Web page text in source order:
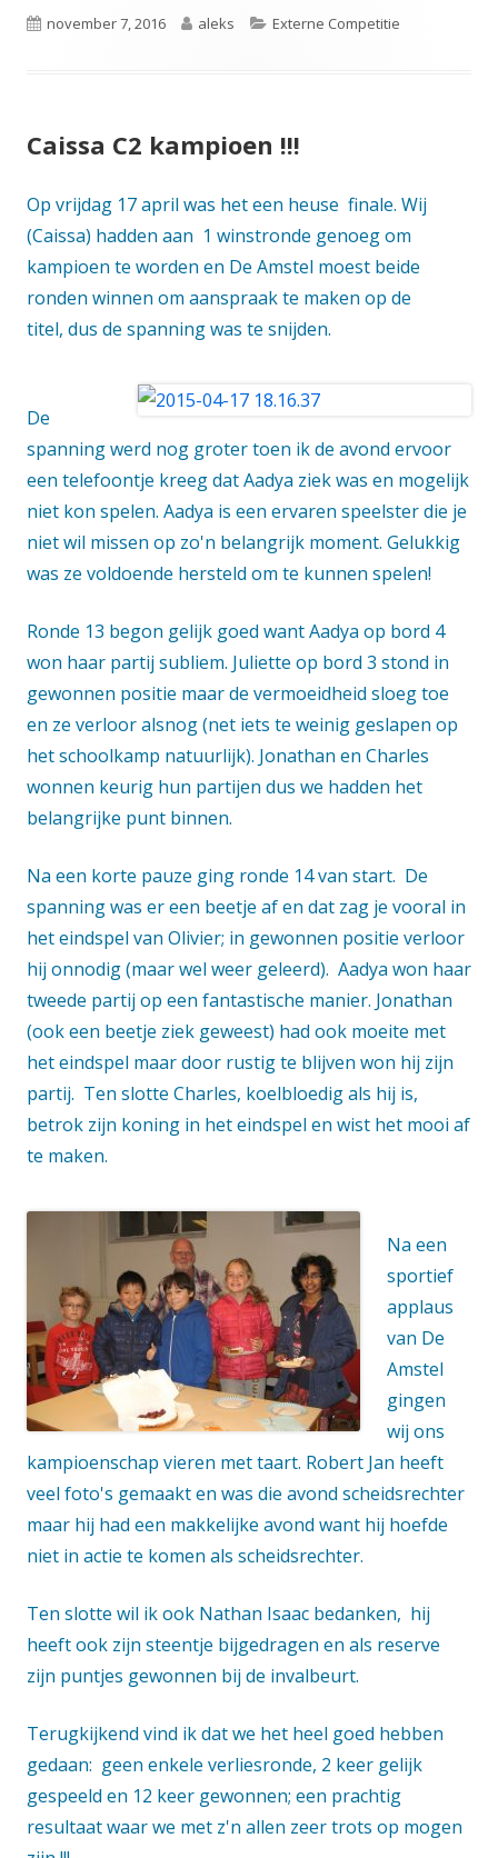
Gepubliceerd
november 7, 2016 Auteur
aleks Categorieën
Externe Competitie
Caissa C2 kampioen !!!
Op vrijdag 17 april was het een heuse finale. Wij
(Caissa) hadden aan 1 winstronde genoeg om
kampioen te worden en De Amstel moest beide
ronden winnen om aanspraak te maken op de
titel, dus de spanning was te snijden.
De
spanning werd nog groter toen ik de avond ervoor
een telefoontje kreeg dat Aadya ziek was en mogelijk
niet kon spelen. Aadya is een ervaren speelster die je
niet wil missen op zo'n belangrijk moment. Gelukkig
was ze voldoende hersteld om te kunnen spelen!
Ronde 13 begon gelijk goed want Aadya op bord 4
won haar partij subliem. Juliette op bord 3 stond in
gewonnen positie maar de vermoeidheid sloeg toe
en ze verloor alsnog (net iets te weinig geslapen op
het schoolkamp natuurlijk). Jonathan en Charles
wonnen keurig hun partijen dus we hadden het
belangrijke punt binnen.
Na een korte pauze ging ronde 14 van start. De
spanning was er een beetje af en dat zag je vooral in
het eindspel van Olivier; in gewonnen positie verloor
hij onnodig (maar wel weer geleerd). Aadya won haar
tweede partij op een fantastische manier. Jonathan
(ook een beetje ziek geweest) had ook moeite met
het eindspel maar door rustig te blijven won hij zijn
partij. Ten slotte Charles, koelbloedig als hij is,
betrok zijn koning in het eindspel en wist het mooi af
te maken.
Na een
sportief
applaus
van De
Amstel
gingen
wij ons
kampioenschap vieren met taart. Robert Jan heeft
veel foto's gemaakt en was die avond scheidsrechter
maar hij had een makkelijke avond want hij hoefde
niet in actie te komen als scheidsrechter.
Ten slotte wil ik ook Nathan Isaac bedanken, hij
heeft ook zijn steentje bijgedragen en als reserve
zijn puntjes gewonnen bij de invalbeurt.
Terugkijkend vind ik dat we het heel goed hebben
gedaan: geen enkele verliesronde, 2 keer gelijk
gespeeld en 12 keer gewonnen; een prachtig
resultaat waar we met z'n allen zeer trots op mogen